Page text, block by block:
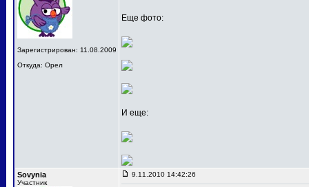
Зарегистрирован: 11.08.2009
Откуда: Орел
Еще фото:
И еще:
Sovynia
Участник
9.11.2010 14:42:26